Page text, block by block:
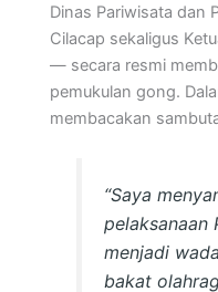
Dinas Pariwisata dan
Cilacap sekaligus
— secara resmi
pemukulan gong.
membacakan
“Saya
pelaksanaan
menjadi
bakat